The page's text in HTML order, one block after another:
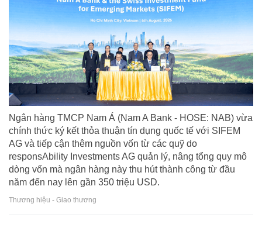
Ngân hàng TMCP Nam Á (Nam A Bank - HOSE: NAB) vừa
chính thức ký kết thỏa thuận tín dụng quốc tế với SIFEM
AG và tiếp cận thêm nguồn vốn từ các quỹ do
responsAbility Investments AG quản lý, nâng tổng quy mô
dòng vốn mà ngân hàng này thu hút thành công từ đầu
năm đến nay lên gần 350 triệu USD.
Thương hiệu - Giao thương